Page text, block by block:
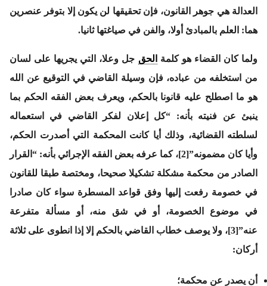
العدالة هي جوهر القانون، فإن تحقيقها لن يكون إلا بتوفر عنصرين
هما: العلم بالمبادئ أولا، والفن في صياغتها ثانيا.
ولما كان القضاء هو كلمة الحق جل وعلا، التي يجريها على لسان
من استخلفه من عباده، فإن وسيلة القاضي في التوقيع عن الله
هو ما اصطلح عليه قانونا بالحكم، ويعرف بعض الفقه الحكم بما
ينبئ عن فنيته بأنه: “كل إعلان لفكر القاضي في استعماله
لسلطته القضائية، وذلك أيا كانت المحكمة التي أصدرت الحكم،
وأيا كان مضمونه”[2]، كما عرفه بعض الفقه الإجرائي بأنه: “القرار
الصادر من محكمة مشكلة تشكيلا صحيحا، ومختصة طبقا للقانون
في خصومة رفعت إليها وفق قواعد المسطرة سواء كان صادرا
في موضوع الخصومة، أو في شق منه، أو مسألة متفرعة
عنه”[3]، ولا يوصف خطاب القاضي بالحكم إلا إذا انطوى على ثلاثة
أركان:
أن يصدر عن محكمة؛